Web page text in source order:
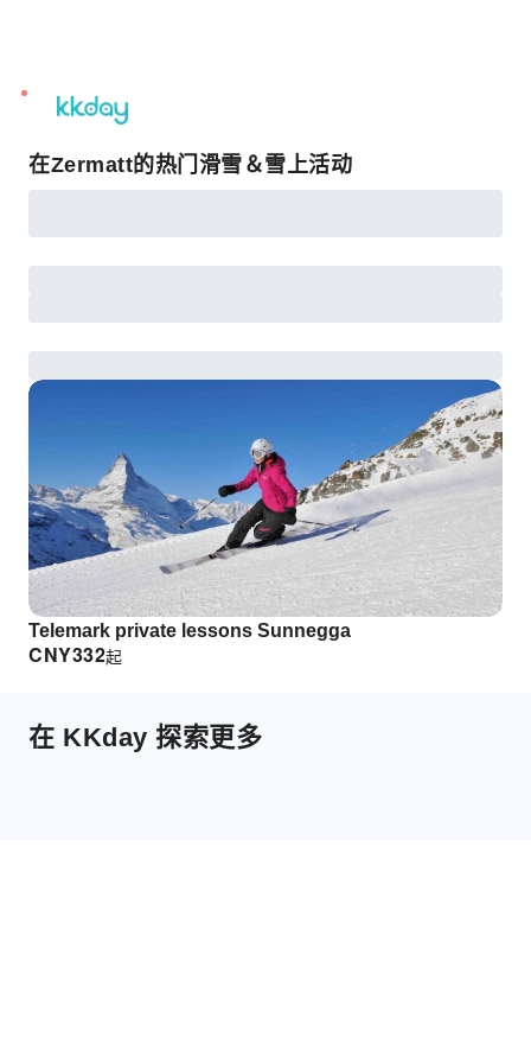
unread
notifications
在Zermatt的热门滑雪＆雪上活动
Telemark private lessons Sunnegga
CNY332起
在 KKday 探索更多